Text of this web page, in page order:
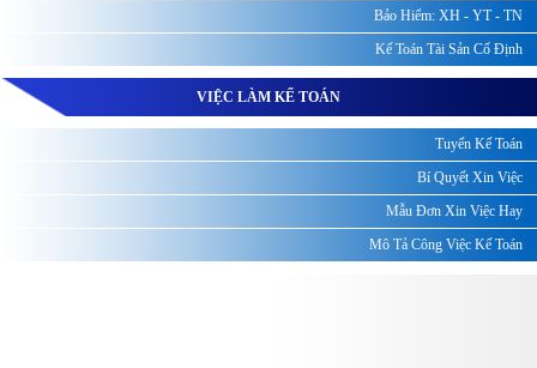
Bảo Hiểm: XH - YT - TN
Kế Toán Tài Sản Cố Định
VIỆC LÀM KẾ TOÁN
Tuyển Kế Toán
Bí Quyết Xin Việc
Mẫu Đơn Xin Việc Hay
Mô Tả Công Việc Kế Toán